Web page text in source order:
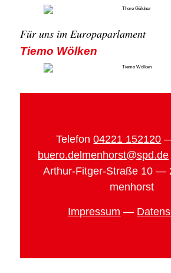
Für uns im Euro­pa­par­la­ment
Tie­mo Wöl­ken
Tele­fon04221 152120
buero.delmenhorst@spd.de
Arthur-Fit­ger-Stra­ße 10 —
men­horst
Impres­sum —